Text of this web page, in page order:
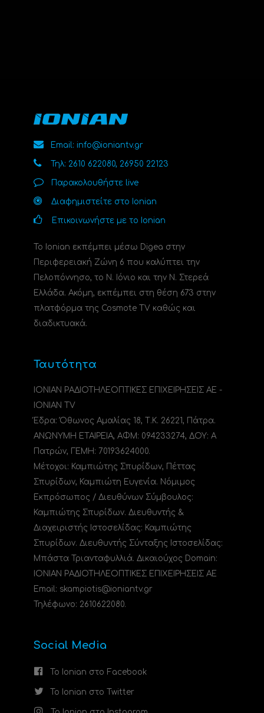
Email: info@ioniantv.gr
Τηλ: 2610 622080, 26950 22123
Παρακολουθήστε live
Διαφημιστείτε στο Ionian
Επικοινωνήστε με το Ionian
Το Ionian εκπέμπει μέσω Digea στην
Περιφερειακή Ζώνη 6 που καλύπτει την
Πελοπόννησο, το N. Ιόνιο και την Ν. Στερεά
Ελλάδα. Ακόμη, εκπέμπει στη θέση 673 στην
πλατφόρμα της Cosmote TV καθώς και
διαδικτυακά.
Ταυτότητα
ΙΟΝΙΑΝ ΡΑΔΙΟΤΗΛΕΟΠΤΙΚΕΣ ΕΠΙΧΕΙΡΗΣΕΙΣ ΑΕ -
IONIAN TV
Έδρα: Όθωνος Αμαλίας 18, Τ.Κ. 26221, Πάτρα.
ΑΝΩΝΥΜΗ ΕΤΑΙΡΕΙΑ, ΑΦΜ: 094233274, ΔΟΥ: A
Πατρών, ΓΕΜΗ: 70193624000.
Μέτοχοι: Καμπιώτης Σπυρίδων, Πέττας
Σπυρίδων, Καμπιώτη Ευγενία. Νόμιμος
Εκπρόσωπος / Διευθύνων Σύμβουλος:
Καμπιώτης Σπυρίδων. Διευθυντής &
Διαχειριστής Ιστοσελίδας: Καμπιώτης
Σπυρίδων. Διευθυντής Σύνταξης Ιστοσελίδας:
Μπάστα Τριανταφυλλιά. Δικαιούχος Domain:
ΙΟΝΙΑΝ ΡΑΔΙΟΤΗΛΕΟΠΤΙΚΕΣ ΕΠΙΧΕΙΡΗΣΕΙΣ ΑΕ
Email: skampiotis@ioniantv.gr
Τηλέφωνο: 2610622080.
Social Media
Το Ionian στο Facebook
Το Ionian στο Twitter